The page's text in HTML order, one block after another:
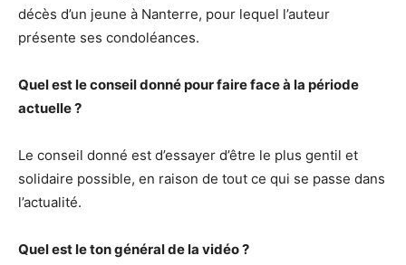
décès d’un jeune à Nanterre, pour lequel l’auteur
présente ses condoléances.
Quel est le conseil donné pour faire face à la période
actuelle ?
Le conseil donné est d’essayer d’être le plus gentil et
solidaire possible, en raison de tout ce qui se passe dans
l’actualité.
Quel est le ton général de la vidéo ?